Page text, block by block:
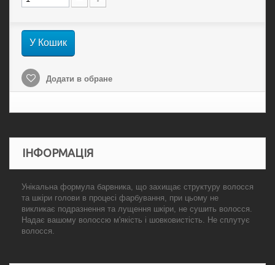
У Кошик
Додати в обране
ІНФОРМАЦІЯ
Унікальна формула барвника, що захищає структуру волосся
та шкіри голови в процесі фарбування, при цьому не
викликає подразнення та лущення шкіри, не сушить волосся.
Надає вашому волоссю м'якість і шовковистість. Не сплутує
волосся.